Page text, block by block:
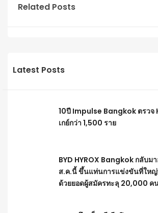
Related Posts
Latest Posts
10ปี Impulse Bangkok ตรวจ
เกย์กว่า 1,500 ราย
BYD HYROX Bangkok กลับม
ส.ค.นี้ ขึ้นแท่นการแข่งขันที่ใหญ่
ด้วยยอดผู้สมัครทะลุ 20,000 ค